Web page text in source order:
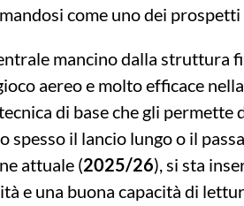
come uno dei prospetti
mancino dalla struttura
aereo e molto efficace
di base che gli
spesso il lancio lungo o il
attuale (2025/26), si sta
e una buona capacità di